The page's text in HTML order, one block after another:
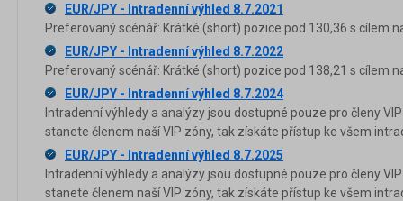
EUR/JPY - Intradenní výhled 8.7.2021
Preferovaný scénář: Krátké (short) pozice pod 130,36 s cílem
EUR/JPY - Intradenní výhled 8.7.2022
Preferovaný scénář: Krátké (short) pozice pod 138,21 s cílem
EUR/JPY - Intradenní výhled 8.7.2024
Intradenní výhledy a analýzy jsou dostupné pouze pro členy
stanete členem naší VIP zóny, tak získáte přístup ke všem
EUR/JPY - Intradenní výhled 8.7.2025
Intradenní výhledy a analýzy jsou dostupné pouze pro členy
stanete členem naší VIP zóny, tak získáte přístup ke všem